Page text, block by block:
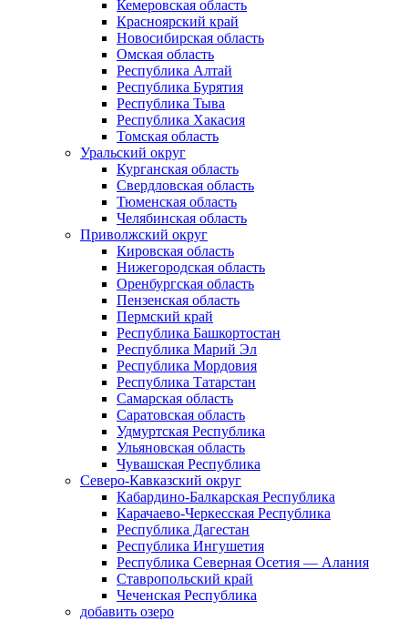
Кемеровская область
Красноярский край
Новосибирская область
Омская область
Республика Алтай
Республика Бурятия
Республика Тыва
Республика Хакасия
Томская область
Уральский округ
Курганская область
Свердловская область
Тюменская область
Челябинская область
Приволжский округ
Кировская область
Нижегородская область
Оренбургская область
Пензенская область
Пермский край
Республика Башкортостан
Республика Марий Эл
Республика Мордовия
Республика Татарстан
Самарская область
Саратовская область
Удмуртская Республика
Ульяновская область
Чувашская Республика
Северо-Кавказский округ
Кабардино-Балкарская Республика
Карачаево-Черкесская Республика
Республика Дагестан
Республика Ингушетия
Республика Северная Осетия — Алания
Ставропольский край
Чеченская Республика
добавить озеро